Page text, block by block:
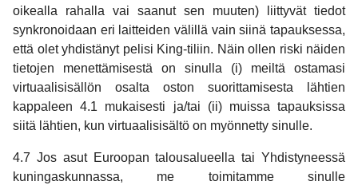
oikealla rahalla vai saanut sen muuten) liittyvät tiedot
synkronoidaan eri laitteiden välillä vain siinä tapauksessa,
että olet yhdistänyt pelisi King-tiliin. Näin ollen riski näiden
tietojen menettämisestä on sinulla (i) meiltä ostamasi
virtuaalisisällön osalta oston suorittamisesta lähtien
kappaleen 4.1 mukaisesti ja/tai (ii) muissa tapauksissa
siitä lähtien, kun virtuaalisisältö on myönnetty sinulle.
4.7 Jos asut Euroopan talousalueella tai Yhdistyneessä
kuningaskunnassa, me toimitamme sinulle